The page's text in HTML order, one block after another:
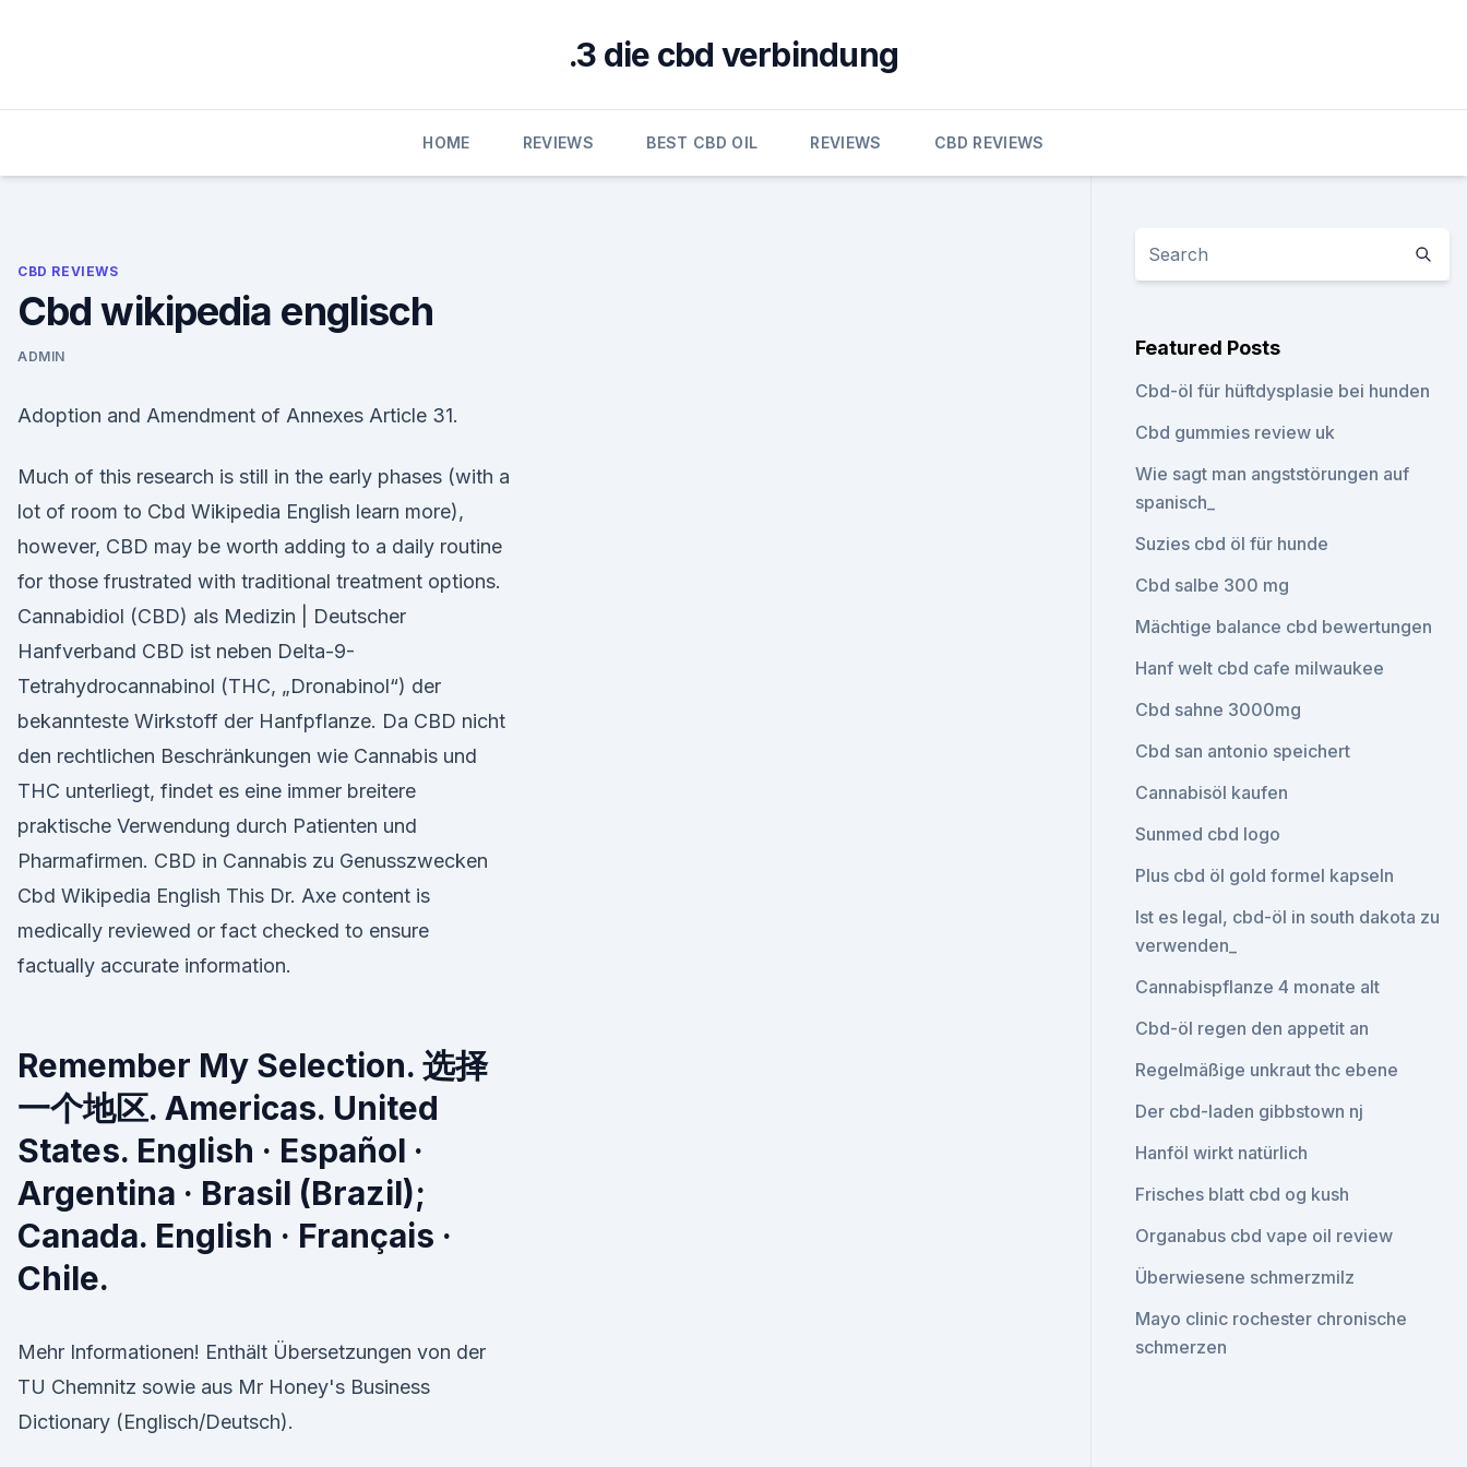
.3 die cbd verbindung
HOME REVIEWS BEST CBD OIL REVIEWS CBD REVIEWS
CBD REVIEWS
Cbd wikipedia englisch
ADMIN
Adoption and Amendment of Annexes Article 31.
Much of this research is still in the early phases (with a
lot of room to Cbd Wikipedia English learn more),
however, CBD may be worth adding to a daily routine
for those frustrated with traditional treatment options.
Cannabidiol (CBD) als Medizin | Deutscher
Hanfverband CBD ist neben Delta-9-
Tetrahydrocannabinol (THC, „Dronabinol“) der
bekannteste Wirkstoff der Hanfpflanze. Da CBD nicht
den rechtlichen Beschränkungen wie Cannabis und
THC unterliegt, findet es eine immer breitere
praktische Verwendung durch Patienten und
Pharmafirmen. CBD in Cannabis zu Genusszwecken
Cbd Wikipedia English This Dr. Axe content is
medically reviewed or fact checked to ensure
factually accurate information.
Remember My Selection. 选择
一个地区. Americas. United
States. English · Español ·
Argentina · Brasil (Brazil);
Canada. English · Français ·
Chile.
Mehr Informationen! Enthält Übersetzungen von der
TU Chemnitz sowie aus Mr Honey's Business
Dictionary (Englisch/Deutsch).
Featured Posts
Cbd-öl für hüftdysplasie bei hunden
Cbd gummies review uk
Wie sagt man angststörungen auf
spanisch_
Suzies cbd öl für hunde
Cbd salbe 300 mg
Mächtige balance cbd bewertungen
Hanf welt cbd cafe milwaukee
Cbd sahne 3000mg
Cbd san antonio speichert
Cannabisöl kaufen
Sunmed cbd logo
Plus cbd öl gold formel kapseln
Ist es legal, cbd-öl in south dakota zu
verwenden_
Cannabispflanze 4 monate alt
Cbd-öl regen den appetit an
Regelmäßige unkraut thc ebene
Der cbd-laden gibbstown nj
Hanföl wirkt natürlich
Frisches blatt cbd og kush
Organabus cbd vape oil review
Überwiesene schmerzmilz
Mayo clinic rochester chronische
schmerzen